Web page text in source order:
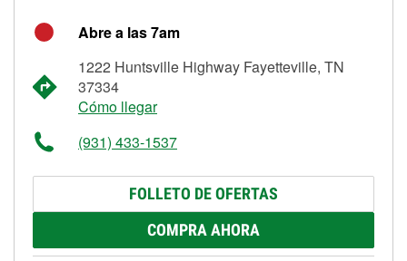
Abre a las 7am
1222 Huntsville Highway Fayetteville, TN
37334
Cómo llegar
(931) 433-1537
FOLLETO DE OFERTAS
COMPRA AHORA